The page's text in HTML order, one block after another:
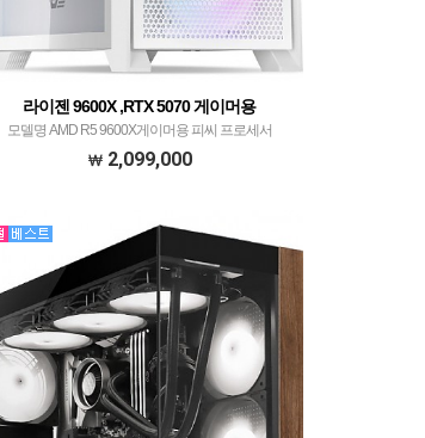
라이젠 9600X ,RTX 5070 게이머용
모델명 AMD R5 9600X게이머용 피씨 프로세서
AMD(ZEN5) 라이젠 R5 9600X​ withJIUSHARK JF500
2,099,000